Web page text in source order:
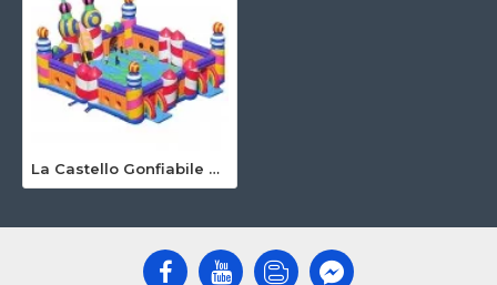
La Castello Gonfiabile Piu Grande Del Mondo